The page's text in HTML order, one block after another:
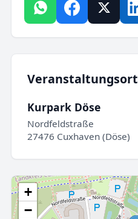
Veranstaltungsort
Kurpark Döse
Nordfeldstraße
27476 Cuxhaven (Döse)
+
−